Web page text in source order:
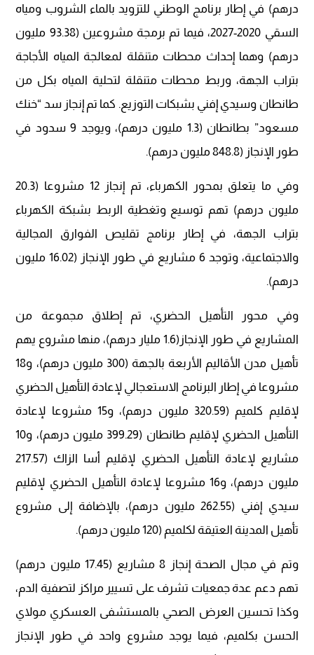
درهم) في إطار برنامج الوطني للتزويد بالماء الشروب ومياه
السقي 2020-2027، فيما تم برمجة مشروعين (93.38 مليون
درهم) وهما إحداث محطات متنقلة لمعالجة المياه الأجاجة
بتراب الجهة، وربط محطات متنقلة لتحلية المياه بكل من
طانطان وسيدي إفني بشبكات التوزيع. كما تم إنجاز سد “خنك
مسعود” بطانطان (1.3 مليون درهم)، ويوجد 9 سدود في
طور الإنجاز (848.8 مليون درهم).
وفي ما يتعلق بمحور الكهرباء، تم إنجاز 12 مشروعا (20.3
مليون درهم) تهم توسيع وتغطية الربط بشبكة الكهرباء
بتراب الجهة، في إطار برنامج تقليص الفوارق المجالية
والاجتماعية، وتوجد 6 مشاريع في طور الإنجاز (16.02 مليون
درهم).
وفي محور التأهيل الحضري، تم إطلاق مجموعة من
المشاريع في طور الإنجاز(1.6 مليار درهم)، منها مشروع يهم
تأهيل مدن الأقاليم الأربعة بالجهة (300 مليون درهم)، و18
مشروعا في إطار البرنامج الاستعجالي لإعادة التأهيل الحضري
لإقليم كلميم (320.59 مليون درهم)، و15 مشروعا لإعادة
التأهيل الحضري لإقليم طانطان (399.29 مليون درهم)، و10
مشاريع لإعادة التأهيل الحضري لإقليم أسا الزاك (217.57
مليون درهم)، و16 مشروعا لإعادة التأهيل الحضري لإقليم
سيدي إفني (262.55 مليون درهم)، بالإضافة إلى مشروع
تأهيل المدينة العتيقة لكلميم (120 مليون درهم).
وتم في مجال الصحة إنجاز 8 مشاريع (17.45 مليون درهم)
تهم دعم عدة جمعيات تشرف على تسيير مراكز لتصفية الدم،
وكذا تحسين العرض الصحي بالمستشفى العسكري مولاي
الحسن بكلميم، فيما يوجد مشروع واحد في طور الإنجاز